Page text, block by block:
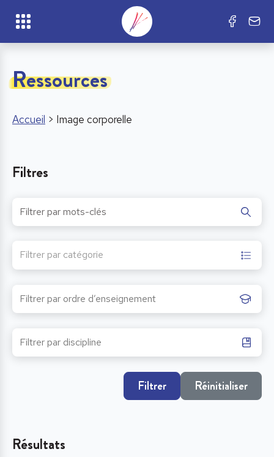
Ressources
Accueil > Image corporelle
Filtres
Filtrer par catégorie
Filtrer Réinitialiser
Résultats